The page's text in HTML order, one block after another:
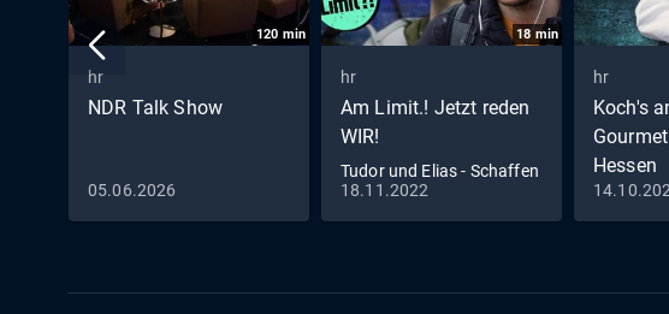
120 min
hr
NDR Talk Show
05.06.2026
18min
hr
Am Limit.! Jetzt reden
WIR!
Tudor und Elias - Schaffen
sie den Berufseinstieg? (2)
18.11.2022
hr
Koch's
Hessen
Ali, der
und die